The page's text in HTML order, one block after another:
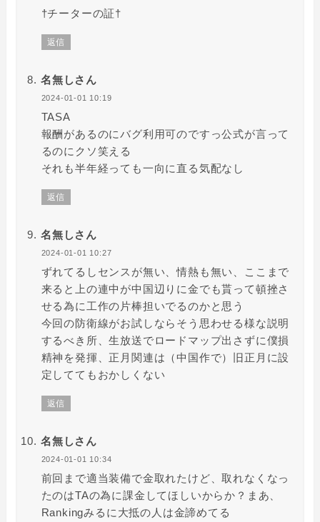
†チーターの証†
返信
名無しさん
2024-01-01 10:19
TASA
報酬があるのにバグ利用可のですっ公式が言って
るのにクソ笑える
それも半年経っても一向に直る気配なし
返信
名無しさん
2024-01-01 10:27
ずれてるしセンスが無い、情熱も無い、ここまで
来ると上の連中が中国辺りに金でも貰って頓挫さ
せる為に工作の片棒担いでるのかと思う
今回の防衛線がお試しならそう思わせる様な説明
するべき所、生放送でロードマップ出さずに僕損
精神を発揮、正月関連は（中国作で）旧正月に設
定しててもおかしくない
返信
名無しさん
2024-01-01 10:34
前回まで適当装備で金取れたけど、取れなくなっ
たのはTAの為に課金してほしいからか？まあ、
Rankingみるに大抵の人は金諦めてる